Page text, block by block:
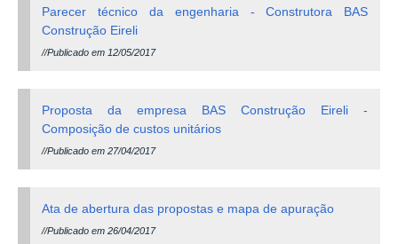
Parecer técnico da engenharia - Construtora BAS
Construção Eireli
//Publicado em 12/05/2017
Proposta da empresa BAS Construção Eireli -
Composição de custos unitários
//Publicado em 27/04/2017
Ata de abertura das propostas e mapa de apuração
//Publicado em 26/04/2017